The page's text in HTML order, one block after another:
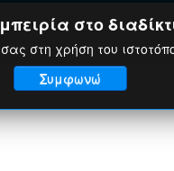
στο
στη χρήση του
Συμφωνώ